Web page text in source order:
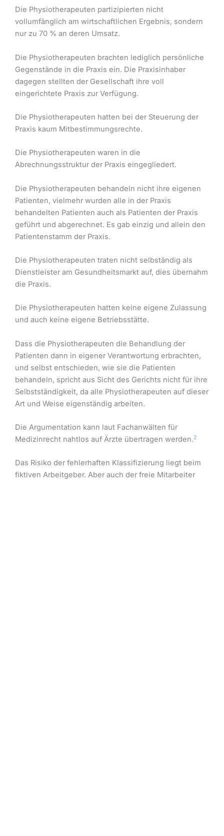
Die Physiotherapeuten partizipierten nicht
vollumfänglich am wirtschaftlichen Ergebnis, sondern
nur zu 70 % an deren Umsatz.
Die Physiotherapeuten brachten lediglich persönliche
Gegenstände in die Praxis ein. Die Praxisinhaber
dagegen stellten der Gesellschaft ihre voll
eingerichtete Praxis zur Verfügung.
Die Physiotherapeuten hatten bei der Steuerung der
Praxis kaum Mitbestimmungsrechte.
Die Physiotherapeuten waren in die
Abrechnungsstruktur der Praxis eingegliedert.
Die Physiotherapeuten behandeln nicht ihre eigenen
Patienten, vielmehr wurden alle in der Praxis
behandelten Patienten auch als Patienten der Praxis
geführt und abgerechnet. Es gab einzig und allein den
Patientenstamm der Praxis.
Die Physiotherapeuten traten nicht selbständig als
Dienstleister am Gesundheitsmarkt auf, dies übernahm
die Praxis.
Die Physiotherapeuten hatten keine eigene Zulassung
und auch keine eigene Betriebsstätte.
Dass die Physiotherapeuten die Behandlung der
Patienten dann in eigener Verantwortung erbrachten,
und selbst entschieden, wie sie die Patienten
behandeln, spricht aus Sicht des Gerichts nicht für ihre
Selbstständigkeit, da alle Physiotherapeuten auf dieser
Art und Weise eigenständig arbeiten.
Die Argumentation kann laut Fachanwälten für
Medizinrecht nahtlos auf Ärzte übertragen werden.2
Das Risiko der fehlerhaften Klassifizierung liegt beim
fiktiven Arbeitgeber. Aber auch der freie Mitarbeiter